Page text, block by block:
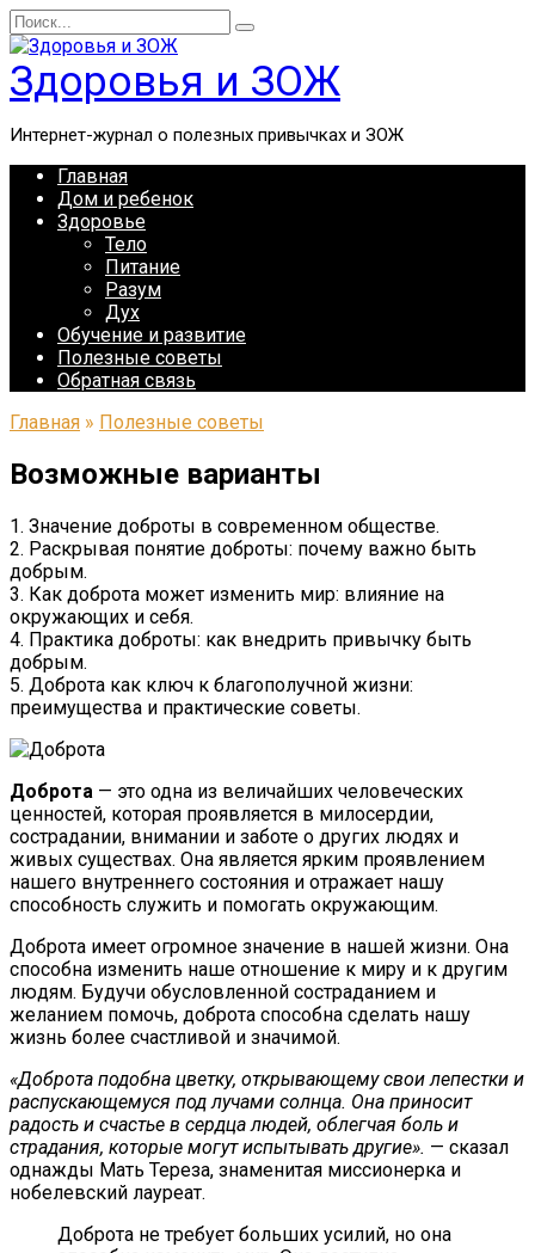
Перейти
к
содержанию
Search
for:
Здоровья и ЗОЖ
Интернет-журнал о полезных привычках и ЗОЖ
Главная
Дом и ребенок
Здоровье
Тело
Питание
Разум
Дух
Обучение и развитие
Полезные советы
Обратная связь
Главная » Полезные советы
Возможные варианты
1. Значение доброты в современном обществе.
2. Раскрывая понятие доброты: почему важно быть
добрым.
3. Как доброта может изменить мир: влияние на
окружающих и себя.
4. Практика доброты: как внедрить привычку быть
добрым.
5. Доброта как ключ к благополучной жизни:
преимущества и практические советы.
Доброта — это одна из величайших человеческих
ценностей, которая проявляется в милосердии,
сострадании, внимании и заботе о других людях и
живых существах. Она является ярким проявлением
нашего внутреннего состояния и отражает нашу
способность служить и помогать окружающим.
Доброта имеет огромное значение в нашей жизни. Она
способна изменить наше отношение к миру и к другим
людям. Будучи обусловленной состраданием и
желанием помочь, доброта способна сделать нашу
жизнь более счастливой и значимой.
«Доброта подобна цветку, открывающему свои лепестки и
распускающемуся под лучами солнца. Она приносит
радость и счастье в сердца людей, облегчая боль и
страдания, которые могут испытывать другие». — сказал
однажды Мать Тереза, знаменитая миссионерка и
нобелевский лауреат.
Доброта не требует больших усилий, но она